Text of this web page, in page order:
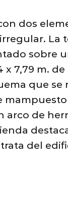
dos
La
sobre
7,79 m. de
que se
mampuesto
arco de
del